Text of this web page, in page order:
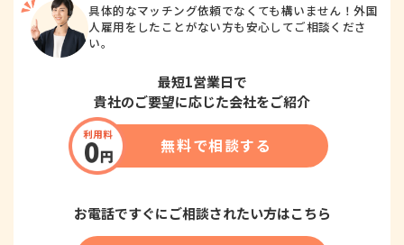
具体的なマッチング依頼でなくても構いません！外国
人雇用をしたことがない方も安心してご相談くださ
い。
最短1営業日で
貴社のご要望に応じた会社をご紹介
無料で相談する
お電話ですぐにご相談されたい方はこちら